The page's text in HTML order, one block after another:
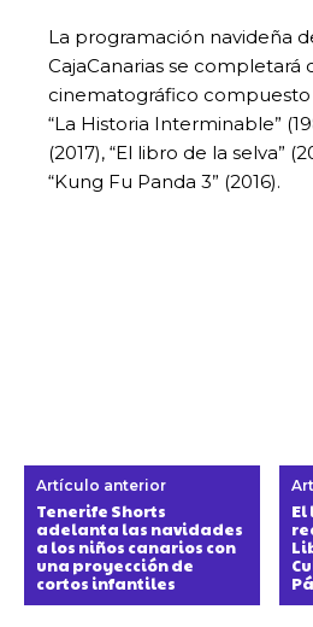
La programación navideña
CajaCanarias se completará
cinematográfico
“La Historia Interminable”
(2017), “El libro de la selva”
“Kung Fu Panda 3” (2016).
Artículo anterior
Tenerife Shorts
adelanta las navidades
a los niños canarios con
una proyección de
cortos infantiles
El